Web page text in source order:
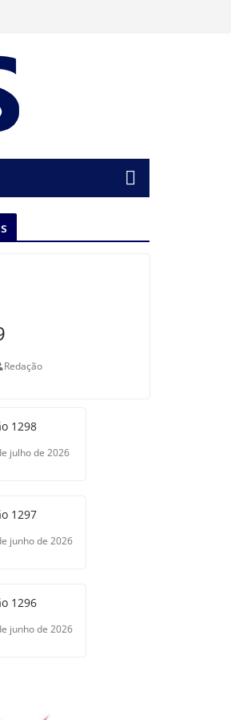
Redação
1298
julho de 2026
1297
junho de 2026
1296
junho de 2026